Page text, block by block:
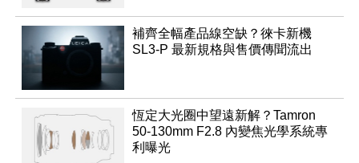
補齊全幅產品線空缺？徠卡新機
SL3-P 最新規格與售價傳聞流出
恆定大光圈中望遠新解？Tamron
50-130mm F2.8 內變焦光學系統專
利曝光